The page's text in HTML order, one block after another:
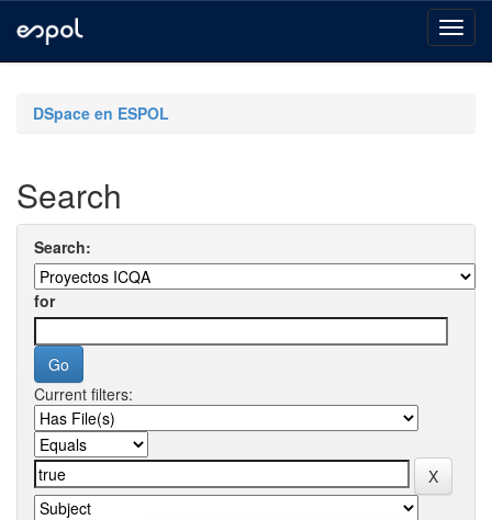
navigationDSpace en ESPOL
Search
Search:
for
Current filters: